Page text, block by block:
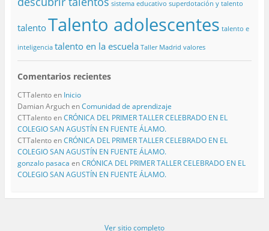
sistema educativo superdotación y talento
talentoTalento adolescentes talento e
inteligencia talento en la escuela Taller Madrid valores
Comentarios recientes
CTTalentoen Inicio
Damian ArguchenComunidad de aprendizaje
CTTalentoenCRÓNICA DEL PRIMER TALLER CELEBRADO EN EL
COLEGIO SAN AGUSTÍN EN FUENTE ÁLAMO.
CTTalentoenCRÓNICA DEL PRIMER TALLER CELEBRADO EN EL
COLEGIO SAN AGUSTÍN EN FUENTE ÁLAMO.
gonzalo pasaca enCRÓNICA DEL PRIMER TALLER CELEBRADO EN EL
COLEGIO SAN AGUSTÍN EN FUENTE ÁLAMO.
Ver sitio completo